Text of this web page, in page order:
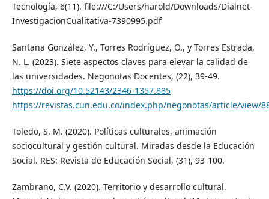
Tecnología, 6(11). file:///C:/Users/harold/Downloads/Dialnet-
InvestigacionCualitativa-7390995.pdf
Santana González, Y., Torres Rodríguez, O., y Torres Estrada,
N. L. (2023). Siete aspectos claves para elevar la calidad de
las universidades. Negonotas Docentes, (22), 39-49.
https://doi.org/10.52143/2346-1357.885
https://revistas.cun.edu.co/index.php/negonotas/article/view/
Toledo, S. M. (2020). Políticas culturales, animación
sociocultural y gestión cultural. Miradas desde la Educación
Social. RES: Revista de Educación Social, (31), 93-100.
Zambrano, C.V. (2020). Territorio y desarrollo cultural.